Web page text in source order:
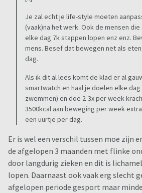
Je zal echt je life-style moeten
(vaak)na het werk. Ook de mensen
elke dag 7k stappen lopen enz enz.
mens. Besef dat bewegen net als
dag.
Als ik dit al lees komt de klad er al
smartwatch en haal je doelen elke
zwemmen) en doe 2-3x per week
3500kcal aan beweging per week
een uurtje per dag.
Er is wel een verschil tussen moe zijn
de afgelopen 3 maanden met flinke
door langdurig zieken en dit is
lopen. Daarnaast ook vaak erg slecht
afgelopen periode gesport maar